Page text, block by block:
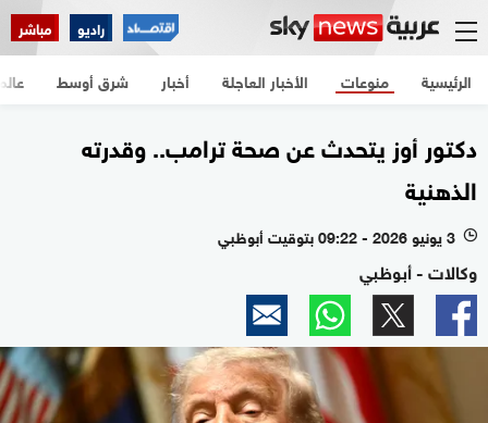
راديو مباشر
الرئيسية الأخبار العاجلة أخبار شرق أوسط منوعات
دكتور أوز يتحدث عن صحة ترامب.. وقدرته
الذهنية
l 3 يونيو 2026 - 09:22 بتوقيت أبوظبي
وكالات - أبوظبي